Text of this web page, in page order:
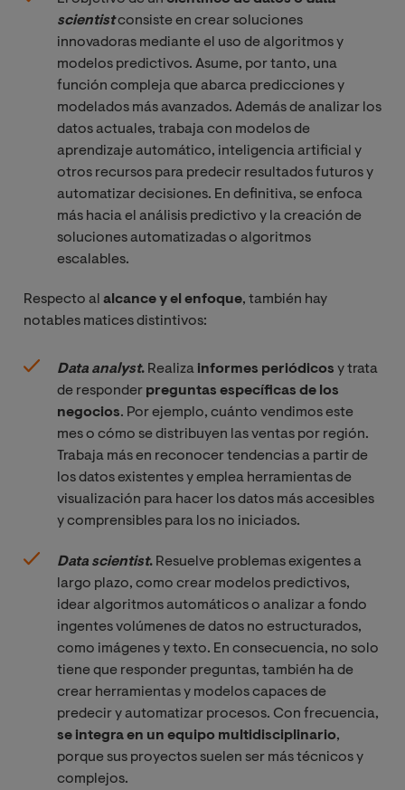
scientistconsiste en crear soluciones
innovadoras mediante el uso de algoritmos y
modelos predictivos. Asume, por tanto, una
función compleja que abarca predicciones y
modelados más avanzados. Además de analizar los
datos actuales, trabaja con modelos de
aprendizaje automático, inteligencia artificial y
otros recursos para predecir resultados futuros y
automatizar decisiones. En definitiva, se enfoca
más hacia el análisis predictivo y la creación de
soluciones automatizadas o algoritmos
escalables.
Respecto al alcance y el enfoque, también hay
notables matices distintivos:
Data analyst. Realiza informes periódicos y trata
de responder preguntas específicas de los
negocios. Por ejemplo, cuánto vendimos este
mes o cómo se distribuyen las ventas por región.
Trabaja más en reconocer tendencias a partir de
los datos existentes y emplea herramientas de
visualización para hacer los datos más accesibles
y comprensibles para los no iniciados.
Data scientist. Resuelve problemas exigentes a
largo plazo, como crear modelos predictivos,
idear algoritmos automáticos o analizar a fondo
ingentes volúmenes de datos no estructurados,
como imágenes y texto. En consecuencia, no solo
tiene que responder preguntas, también ha de
crear herramientas y modelos capaces de
predecir y automatizar procesos. Con frecuencia,
se integra en un equipo multidisciplinario,
porque sus proyectos suelen ser más técnicos y
complejos.